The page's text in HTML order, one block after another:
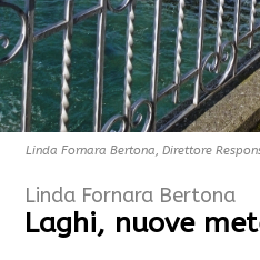
Linda Fornara Bertona, Direttore
Linda Fornara Bertona
Laghi, nuove